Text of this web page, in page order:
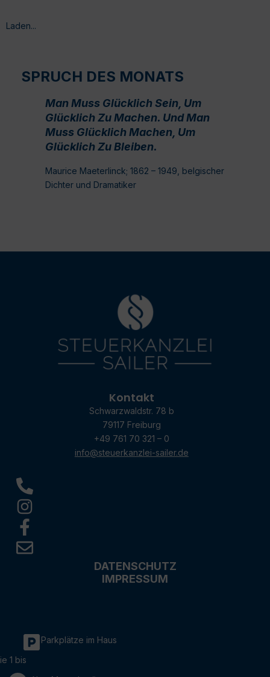
Laden...
SPRUCH DES MONATS
Man Muss Glücklich Sein, Um
Glücklich Zu Machen. Und Man
Muss Glücklich Machen, Um
Glücklich Zu Bleiben.
Maurice Maeterlinck; 1862 – 1949, belgischer
Dichter und Dramatiker
Kontakt
Schwarzwaldstr. 78 b
79117 Freiburg
+49 761 70 321 – 0
info@steuerkanzlei-sailer.de
DATENSCHUTZ
IMPRESSUM
Parkplätze im Haus
1 bis